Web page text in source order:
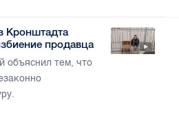
Кронштадта
продавца
объяснил тем, что